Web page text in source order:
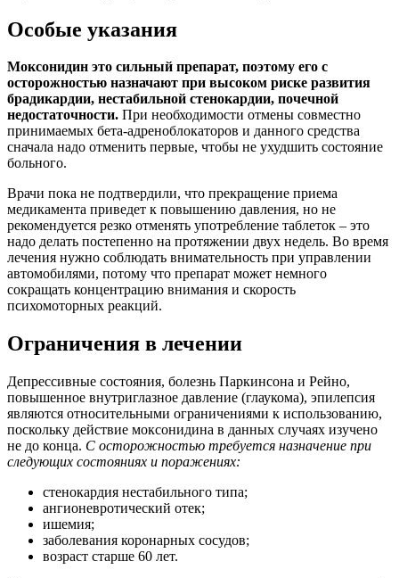
Особые указания
Моксонидин это сильный препарат, поэтому его с
осторожностью назначают при высоком риске развития
брадикардии, нестабильной стенокардии, почечной
недостаточности. При необходимости отмены совместно
принимаемых бета-адреноблокаторов и данного средства
сначала надо отменить первые, чтобы не ухудшить состояние
больного.
Врачи пока не подтвердили, что прекращение приема
медикамента приведет к повышению давления, но не
рекомендуется резко отменять употребление таблеток – это
надо делать постепенно на протяжении двух недель. Во время
лечения нужно соблюдать внимательность при управлении
автомобилями, потому что препарат может немного
сокращать концентрацию внимания и скорость
психомоторных реакций.
Ограничения в лечении
Депрессивные состояния, болезнь Паркинсона и Рейно,
повышенное внутриглазное давление (глаукома), эпилепсия
являются относительными ограничениями к использованию,
поскольку действие моксонидина в данных случаях изучено
не до конца. С осторожностью требуется назначение при
следующих состояниях и поражениях:
стенокардия нестабильного типа;
ангионевротический отек;
ишемия;
заболевания коронарных сосудов;
возраст старше 60 лет.